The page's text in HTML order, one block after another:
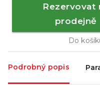
Rezervovat
prodejně
Do
Podrobný popis